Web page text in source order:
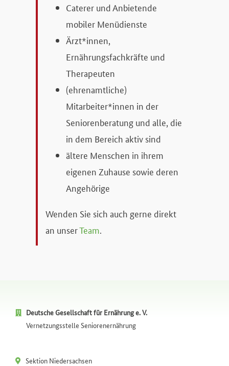
Caterer und Anbietende
mobiler Menüdienste
Ärzt*innen,
Ernährungsfachkräfte und
Therapeuten
(ehrenamtliche)
Mitarbeiter*innen in der
Seniorenberatung und alle, die
in dem Bereich aktiv sind
ältere Menschen in ihrem
eigenen Zuhause sowie deren
Angehörige
Wenden Sie sich auch gerne direkt
an unserTeam.
Deutsche Gesellschaft für Ernährung e. V.
Vernetzungsstelle Seniorenernährung
Sektion Niedersachsen